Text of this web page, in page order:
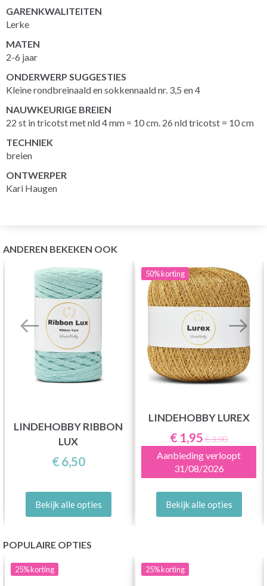
GARENKWALITEITEN
Lerke
MATEN
2-6 jaar
ONDERWERP SUGGESTIES
Kleine rondbreinaald en sokkennaald nr. 3,5 en 4
NAUWKEURIGE BREIEN
22 st in tricotst met nld 4 mm = 10 cm. 26 nld tricotst = 10 cm
TECHNIEK
breien
ONTWERPER
Kari Haugen
ANDEREN BEKEKEN OOK
LINDEHOBBY RIBBON
LUX
€ 6,50
Bekijk alle opties
50%korting
LINDEHOBBY LUREX
€ 1,95 € 3,90
Aanbieding verloopt
31/08/2026
Bekijk alle opties
POPULAIRE OPTIES
25%korting 25%korting